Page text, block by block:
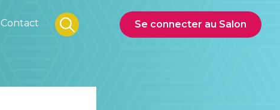
Contact Se connecter au Salon